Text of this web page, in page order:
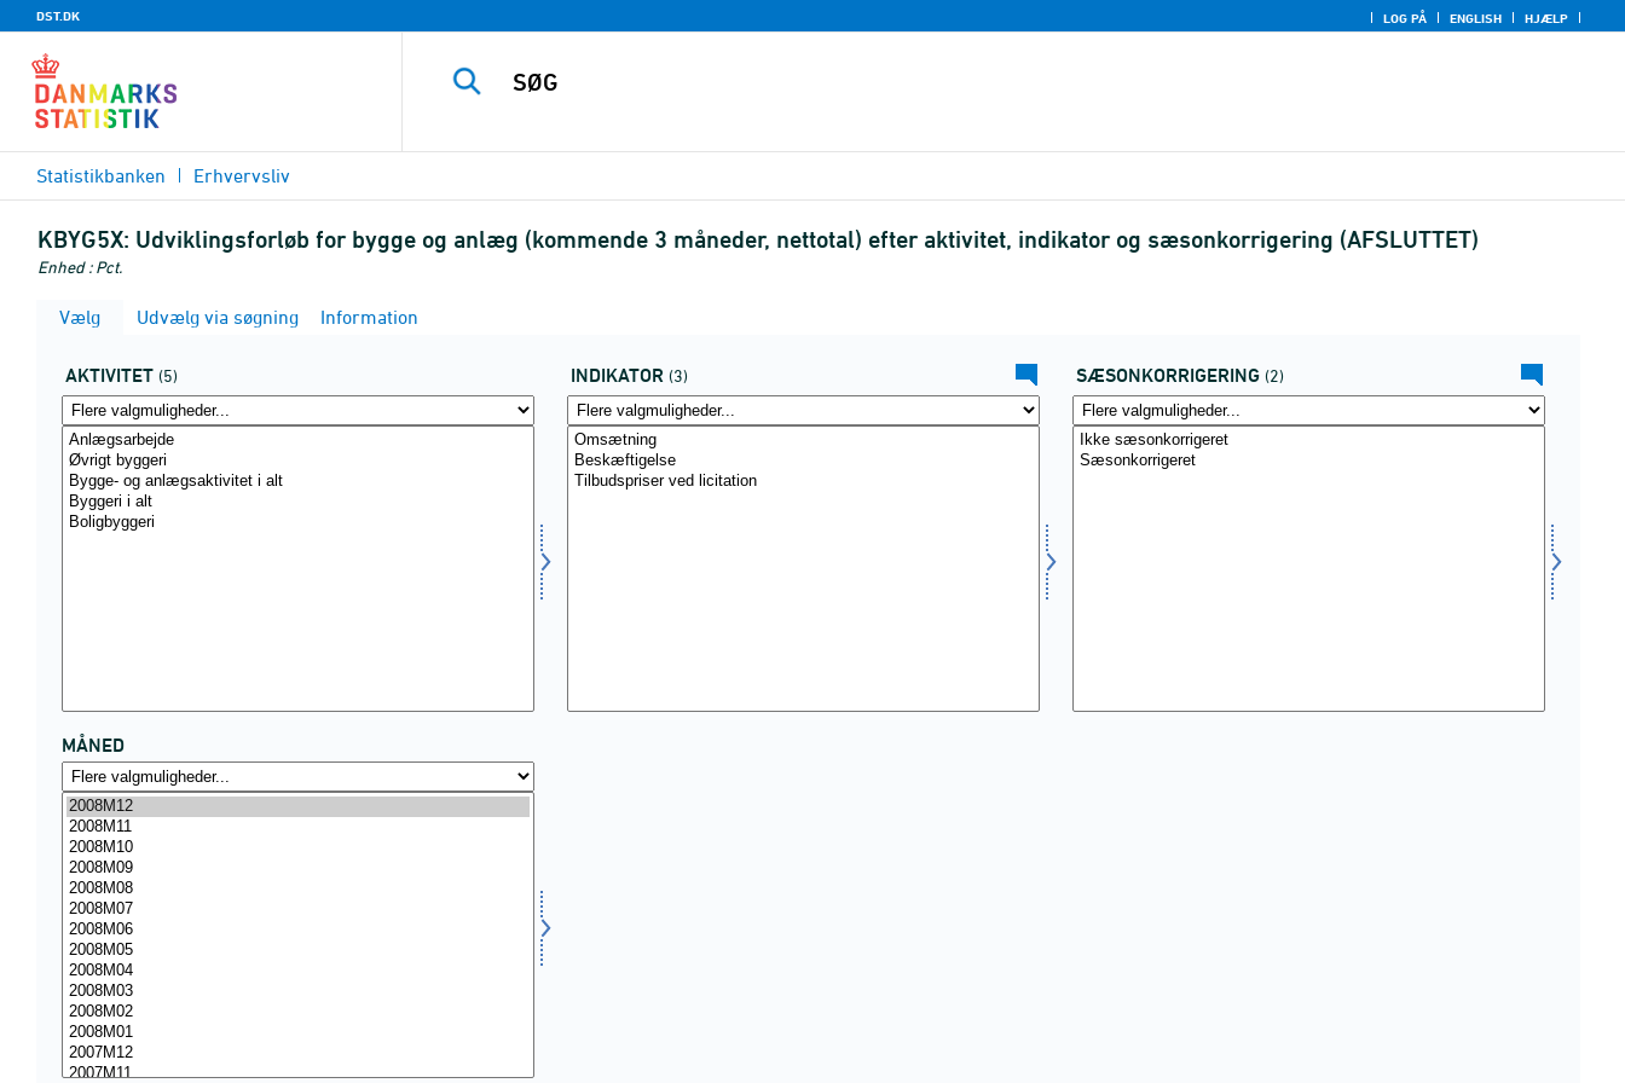
DST.DK LOG PÅ ENGLISH HJÆLP
Statistikbanken Erhvervsliv
KBYG5X: Udviklingsforløb for bygge og anlæg (kommende 3 måneder, nettotal) efter aktivitet, indikator og sæsonkorrigering (AFSLUTTET)
Enhed : Pct.
Vælg Udvælg via søgning Information
AKTIVITET (5) INDIKATOR (3) SÆSONKORRIGERING (2)
MÅNED